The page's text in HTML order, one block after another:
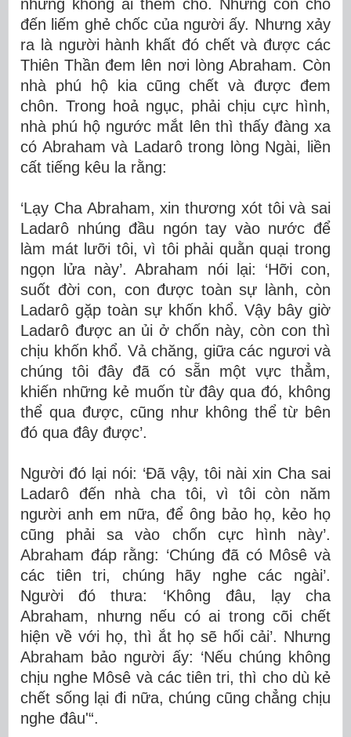
nhưng không ai thèm cho. Những con chó
đến liếm ghẻ chốc của người ấy. Nhưng xảy
ra là người hành khất đó chết và được các
Thiên Thần đem lên nơi lòng Abraham. Còn
nhà phú hộ kia cũng chết và được đem
chôn. Trong hoả ngục, phải chịu cực hình,
nhà phú hộ ngước mắt lên thì thấy đàng xa
có Abraham và Ladarô trong lòng Ngài, liền
cất tiếng kêu la rằng:
‘Lạy Cha Abraham, xin thương xót tôi và sai
Ladarô nhúng đầu ngón tay vào nước để
làm mát lưỡi tôi, vì tôi phải quằn quại trong
ngọn lửa này’. Abraham nói lại: ‘Hỡi con,
suốt đời con, con được toàn sự lành, còn
Ladarô gặp toàn sự khốn khổ. Vậy bây giờ
Ladarô được an ủi ở chốn này, còn con thì
chịu khốn khổ. Vả chăng, giữa các ngươi và
chúng tôi đây đã có sẵn một vực thẳm,
khiến những kẻ muốn từ đây qua đó, không
thể qua được, cũng như không thể từ bên
đó qua đây được’.
Người đó lại nói: ‘Ðã vậy, tôi nài xin Cha sai
Ladarô đến nhà cha tôi, vì tôi còn năm
người anh em nữa, để ông bảo họ, kẻo họ
cũng phải sa vào chốn cực hình này’.
Abraham đáp rằng: ‘Chúng đã có Môsê và
các tiên tri, chúng hãy nghe các ngài’.
Người đó thưa: ‘Không đâu, lạy cha
Abraham, nhưng nếu có ai trong cõi chết
hiện về với họ, thì ắt họ sẽ hối cải’. Nhưng
Abraham bảo người ấy: ‘Nếu chúng không
chịu nghe Môsê và các tiên tri, thì cho dù kẻ
chết sống lại đi nữa, chúng cũng chẳng chịu
nghe đâu'“.